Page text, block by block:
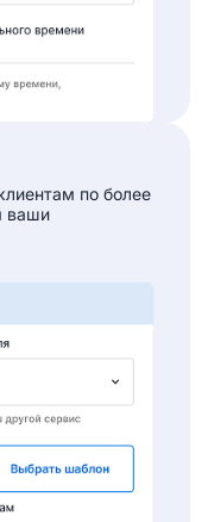
по более
ваши